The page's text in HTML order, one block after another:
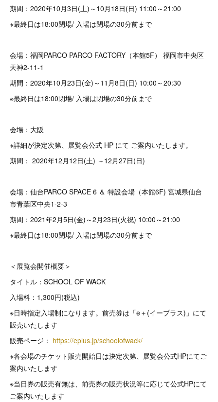
期間：2020年10月3日(土)～10月18日(日) 11:00～21:00
※最終日は18:00閉場/ 入場は閉場の30分前まで
会場：福岡PARCO PARCO FACTORY（本館5F） 福岡市中央区
天神2-11-1
期間：2020年10月23日(金)～11月8日(日) 10:00～20:30
※最終日は18:00閉場/ 入場は閉場の30分前まで
会場：大阪
※詳細が決定次第、展覧会公式 HP にて ご案内いたします。
期間： 2020年12月12日(土) ～12月27日(日)
会場：仙台PARCO SPACE 6 ＆ 特設会場（本館6F) 宮城県仙台
市青葉区中央1-2-3
期間：2021年2月5日(金)～2月23日(火祝) 10:00～21:00
※最終日は18:00閉場/ 入場は閉場の30分前まで
＜展覧会開催概要＞
タイトル：SCHOOL OF WACK
入場料：1,300円(税込)
※日時指定入場制になります。前売券は「e＋(イープラス)」にて
販売いたします
販売ページ： https://eplus.jp/schoolofwack/
※各会場のチケット販売開始日は決定次第、展覧会公式HPにてご
案内いたします
※当日券の販売有無は、前売券の販売状況等に応じて公式HPにて
ご案内いたします